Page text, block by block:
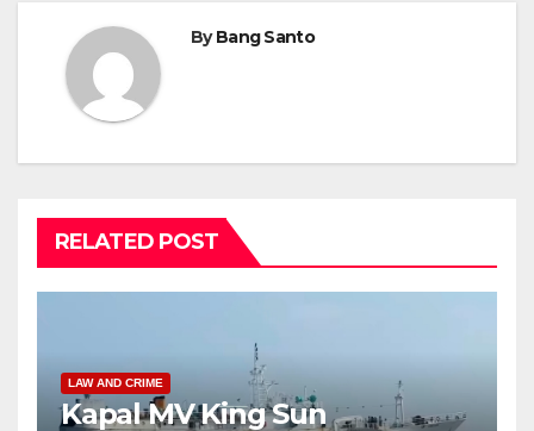
ByBang Santo
RELATED POST
LAW AND CRIME
Kapal MV King Sun